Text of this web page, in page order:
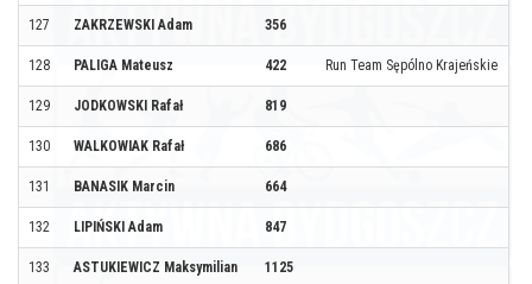
127 ZAKRZEWSKI Adam 356
128 PALIGA Mateusz 422 Run Team Sępólno Krajeńskie
129 JODKOWSKI Rafał 819
130 WALKOWIAK Rafał 686
131 BANASIK Marcin 664
132 LIPIŃSKI Adam 847
133 ASTUKIEWICZ Maksymilian 1125